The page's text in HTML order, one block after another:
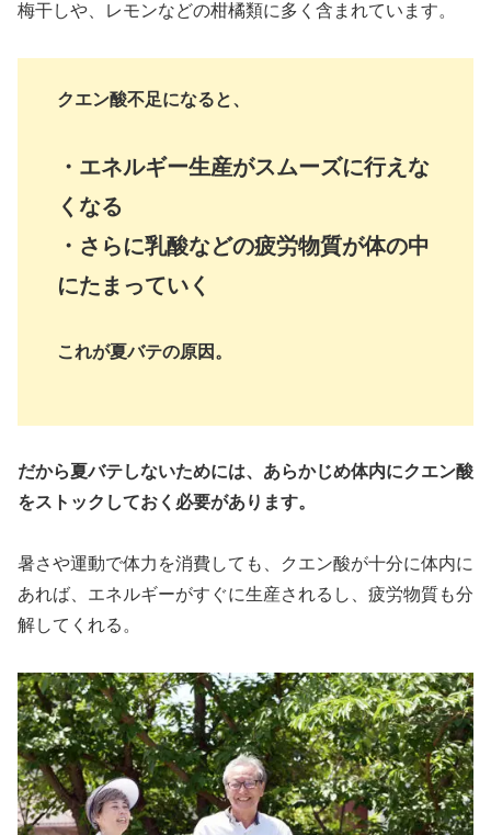
梅干しや、レモンなどの柑橘類に多く含まれています。
クエン酸不足になると、
・エネルギー生産がスムーズに行えな
くなる
・さらに乳酸などの疲労物質が体の中
にたまっていく
これが夏バテの原因。
だから夏バテしないためには、あらかじめ体内にクエン酸
をストックしておく必要があります。
暑さや運動で体力を消費しても、クエン酸が十分に体内に
あれば、エネルギーがすぐに生産されるし、疲労物質も分
解してくれる。